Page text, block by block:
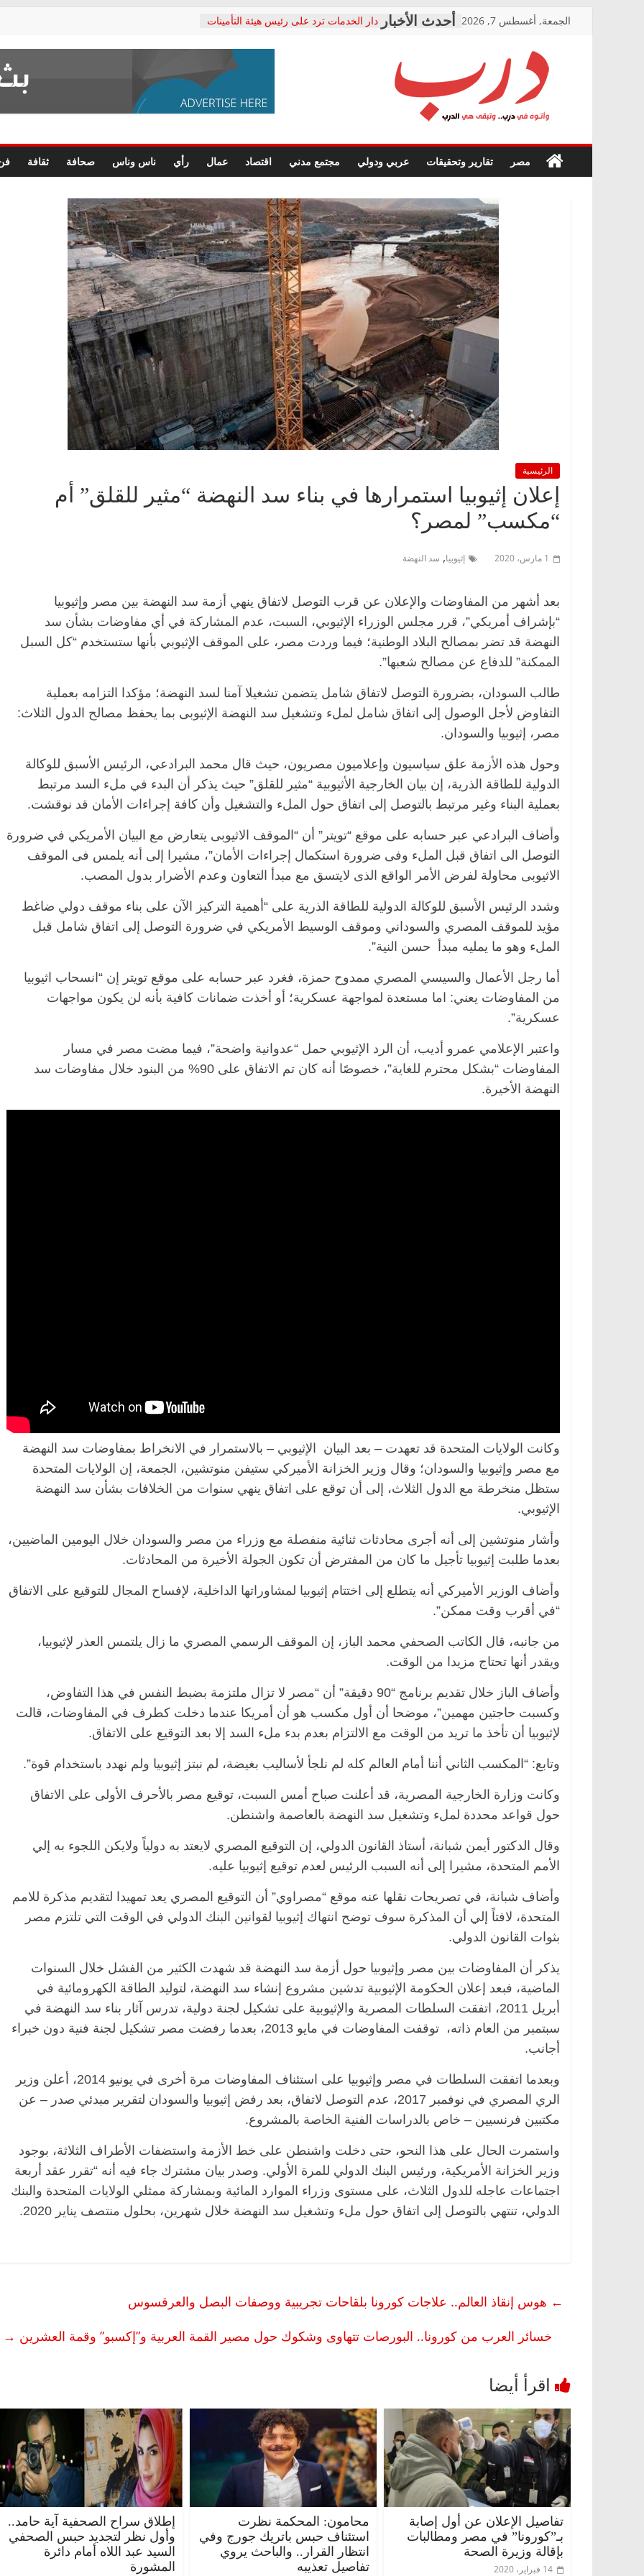
الجمعة, أغسطس 7, 2026
دار الخدمات ترد على رئيس هيئة التأمينات
معاناة أصحاب المعاشات.. ونطالب بكشف
فرحات سليمان يكتب: القطاع الصحي إلى
حزب التحالف الشعبي يطلق لجنة “الحق
صور .. اعتماد الرسومات النهائية للقرار
الوزاري لمدينة الصحفيين.. وانتهاء أعمال
إنشاء المبنى الإداري
متابعة قضية الدكتور محمد زهران.. ويؤكد:
قرينة البراءة وضمانات المحاكمة العادلة
حق أصيل
درب
في
درب..
مصر تقارير وتحقيقات عربي ودولي مجتمع مدني اقتصاد عمال رأي ناس وناس صحافة ثقافة
الرئيسية
إعلان إثيوبيا استمرارها في بناء سد النهضة “مثير للقلق” أم
“مكسب” لمصر؟
1 مارس، 2020 إثيوبيا, سد النهضة
بعد أشهر من المفاوضات والإعلان عن قرب التوصل لاتفاق ينهي أزمة سد النهضة بين مصر وإثيوبيا
“بإشراف أمريكي”، قرر مجلس الوزراء الإثيوبي، السبت، عدم المشاركة في أي مفاوضات بشأن سد
النهضة قد تضر بمصالح البلاد الوطنية؛ فيما وردت مصر، على الموقف الإثيوبي بأنها ستستخدم “كل السبل
الممكنة” للدفاع عن مصالح شعبها”.
طالب السودان، بضرورة التوصل لاتفاق شامل يتضمن تشغيلا آمنا لسد النهضة؛ مؤكدا التزامه بعملية
التفاوض لأجل الوصول إلى اتفاق شامل لملء وتشغيل سد النهضة الإثيوبى بما يحفظ مصالح الدول الثلاث:
مصر، إثيوبيا والسودان.
وحول هذه الأزمة علق سياسيون وإعلاميون مصريون، حيث قال محمد البرادعي، الرئيس الأسبق للوكالة
الدولية للطاقة الذرية، إن بيان الخارجية الأثيوبية “مثير للقلق” حيث يذكر أن البدء في ملء السد مرتبط
بعملية البناء وغير مرتبط بالتوصل إلى اتفاق حول الملء والتشغيل وأن كافة إجراءات الأمان قد نوقشت.
وأضاف البرادعي عبر حسابه على موقع “تويتر” أن “الموقف الاثيوبى يتعارض مع البيان الأمريكي في ضرورة
التوصل الى اتفاق قبل الملء وفى ضرورة استكمال إجراءات الأمان”، مشيرا إلى أنه يلمس فى الموقف
الاثيوبى محاولة لفرض الأمر الواقع الذى لايتسق مع مبدأ التعاون وعدم الأضرار بدول المصب.
وشدد الرئيس الأسبق للوكالة الدولية للطاقة الذرية على “أهمية التركيز الآن على بناء موقف دولي ضاغط
مؤيد للموقف المصري والسوداني وموقف الوسيط الأمريكي في ضرورة التوصل إلى اتفاق شامل قبل
الملء وهو ما يمليه مبدأ حسن النية”.
أما رجل الأعمال والسيسي المصري ممدوح حمزة، فغرد عبر حسابه على موقع تويتر إن “انسحاب اثيوبيا
من المفاوضات يعني: اما مستعدة لمواجهة عسكرية؛ أو أخذت ضمانات كافية بأنه لن يكون مواجهات
عسكرية”.
واعتبر الإعلامي عمرو أديب، أن الرد الإثيوبي حمل “عدوانية واضحة”، فيما مضت مصر في مسار
المفاوضات “بشكل محترم للغاية”، خصوصًا أنه كان تم الاتفاق على 90% من البنود خلال مفاوضات سد
النهضة الأخيرة.
وكانت الولايات المتحدة قد تعهدت – بعد البيان الإثيوبي – بالاستمرار في الانخراط بمفاوضات سد النهضة
مع مصر وإثيوبيا والسودان؛ وقال وزير الخزانة الأميركي ستيفن منوتشين، الجمعة، إن الولايات المتحدة
ستظل منخرطة مع الدول الثلاث، إلى أن توقع على اتفاق ينهي سنوات من الخلافات بشأن سد النهضة
الإثيوبي.
وأشار منوتشين إلى أنه أجرى محادثات ثنائية منفصلة مع وزراء من مصر والسودان خلال اليومين الماضيين،
بعدما طلبت إثيوبيا تأجيل ما كان من المفترض أن تكون الجولة الأخيرة من المحادثات.
وأضاف الوزير الأميركي أنه يتطلع إلى اختتام إثيوبيا لمشاوراتها الداخلية، لإفساح المجال للتوقيع على الاتفاق
“في أقرب وقت ممكن”.
من جانبه، قال الكاتب الصحفي محمد الباز، إن الموقف الرسمي المصري ما زال يلتمس العذر لإثيوبيا،
ويقدر أنها تحتاج مزيدا من الوقت.
وأضاف الباز خلال تقديم برنامج “90 دقيقة” أن “مصر لا تزال ملتزمة بضبط النفس في هذا التفاوض،
وكسبت حاجتين مهمين”، موضحا أن أول مكسب هو أن أمريكا عندما دخلت كطرف في المفاوضات، قالت
لإثيوبيا أن تأخذ ما تريد من الوقت مع الالتزام بعدم بدء ملء السد إلا بعد التوقيع على الاتفاق.
وتابع: “المكسب الثاني أننا أمام العالم كله لم نلجأ لأساليب بغيضة، لم نبتز إثيوبيا ولم نهدد باستخدام قوة”.
وكانت وزارة الخارجية المصرية، قد أعلنت صباح أمس السبت، توقيع مصر بالأحرف الأولى على الاتفاق
حول قواعد محددة لملء وتشغيل سد النهضة بالعاصمة واشنطن.
وقال الدكتور أيمن شبانة، أستاذ القانون الدولي، إن التوقيع المصري لايعتد به دولياً ولايكن اللجوء به إلي
الأمم المتحدة، مشيرا إلى أنه السبب الرئيس لعدم توقيع إثيوبيا عليه.
وأضاف شبانة، في تصريحات نقلها عنه موقع “مصراوي” أن التوقيع المصري يعد تمهيدا لتقديم مذكرة للامم
المتحدة، لافتاً إلي أن المذكرة سوف توضح انتهاك إثيوبيا لقوانين البنك الدولي في الوقت التي تلتزم مصر
بثوات القانون الدولي.
يذكر أن المفاوضات بين مصر وإثيوبيا حول أزمة سد النهضة قد شهدت الكثير من الفشل خلال السنوات
الماضية، فبعد إعلان الحكومة الإثيوبية تدشين مشروع إنشاء سد النهضة، لتوليد الطاقة الكهرومائية في
أبريل 2011، اتفقت السلطات المصرية والإثيوبية على تشكيل لجنة دولية، تدرس آثار بناء سد النهضة في
سبتمبر من العام ذاته، توقفت المفاوضات في مايو 2013، بعدما رفضت مصر تشكيل لجنة فنية دون خبراء
أجانب.
وبعدما اتفقت السلطات في مصر وإثيوبيا على استئناف المفاوضات مرة أخرى في يونيو 2014، أعلن وزير
الري المصري في نوفمبر 2017، عدم التوصل لاتفاق، بعد رفض إثيوبيا والسودان لتقرير مبدئي صدر – عن
مكتبين فرنسيين – خاص بالدراسات الفنية الخاصة بالمشروع.
واستمرت الحال على هذا النحو، حتى دخلت واشنطن على خط الأزمة واستضفات الأطراف الثلاثة، بوجود
وزير الخزانة الأمريكية، ورئيس البنك الدولي للمرة الأولي. وصدر بيان مشترك جاء فيه أنه “تقرر عقد أربعة
اجتماعات عاجله للدول الثلاث، على مستوى وزراء الموارد المائية وبمشاركة ممثلي الولايات المتحدة والبنك
الدولي، تنتهي بالتوصل إلى اتفاق حول ملء وتشغيل سد النهضة خلال شهرين، بحلول منتصف يناير 2020.
← هوس إنقاذ العالم.. علاجات كورونا بلقاحات تجريبية ووصفات البصل والعرقسوس
خسائر العرب من كورونا.. البورصات تتهاوى وشكوك حول مصير القمة العربية و”إكسبو” وقمة العشرين →
تفاصيل الإعلان عن أول إصابة
بـ”كورونا” في مصر ومطالبات
بإقالة وزيرة الصحة
14 فبراير، 2020
محامون: المحكمة نظرت
استئناف حبس باتريك جورج وفي
انتظار القرار.. والباحث يروي
تفاصيل تعذيبه
إطلاق سراح الصحفية آية حامد..
وأول نظر لتجديد حبس الصحفي
السيد عبد اللاه أمام دائرة
المشورة